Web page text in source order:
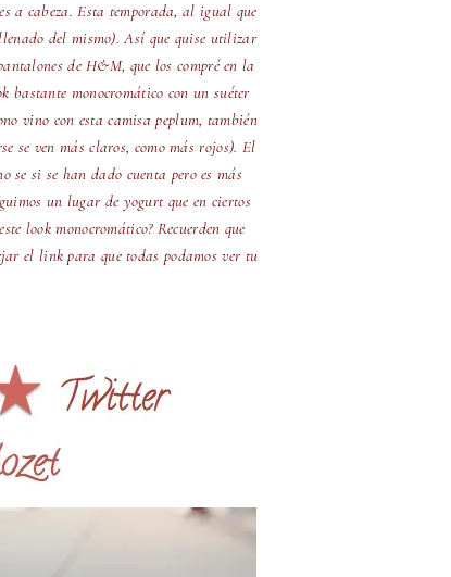
a cabeza. Esta temporada, al igual que
del mismo). Así que quise utilizar
de H&M, que los compré en la
monocromático con un suéter
vino con esta camisa peplum, también
se ven más claros, como más rojos). El
se si se han dado cuenta pero es más
un lugar de yogurt que en ciertos
look monocromático? Recuerden que
el link para que todas podamos ver tu